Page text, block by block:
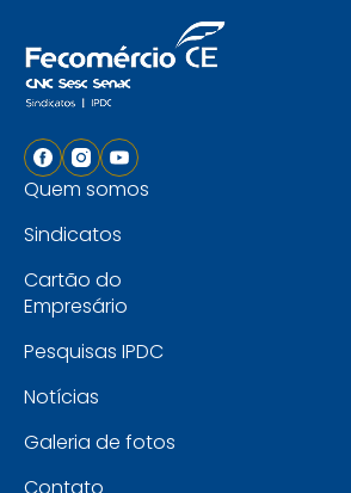
Quem somos
Sindicatos
Cartão do
Empresário
Pesquisas IPDC
Notícias
Galeria de fotos